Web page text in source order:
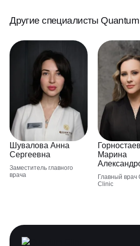
Другие специалисты
Шувалова Анна
Сергеевна
Заместитель главного
врача
Марина
Главный врач
Clinic